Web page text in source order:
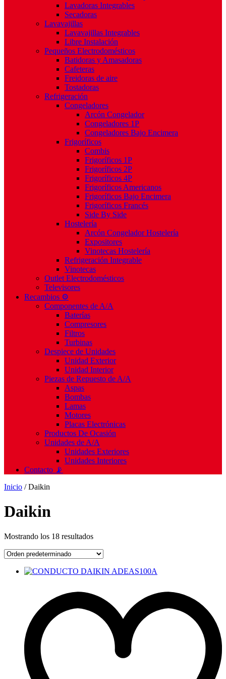
Lavadoras Integrables
Secadoras
Lavavajillas
Lavavajillas Integrables
Libre Instalación
Pequeños Electrodomésticos
Batidoras y Amasadoras
Cafeteras
Freidoras de aire
Tostadoras
Refrigeración
Congeladores
Arcón Congelador
Congeladores 1P
Congeladores Bajo Encimera
Frigoríficos
Combis
Frigoríficos 1P
Frigoríficos 2P
Frigoríficos 4P
Frigoríficos Americanos
Frigoríficos Bajo Encimera
Frigoríficos Francés
Side By Side
Hostelería
Arcón Congelador Hostelería
Expositores
Vinotecas Hostelería
Refrigeración Integrable
Vinotecas
Outlet Electrodomésticos
Televisores
Recambios ⚙️
Componentes de A/A
Baterías
Compresores
Filtros
Turbinas
Despiece de Unidades
Unidad Exterior
Unidad Interior
Piezas de Repuesto de A/A
Aspas
Bombas
Lamas
Motores
Placas Electrónicas
Productos De Ocasión
Unidades de A/A
Unidades Exteriores
Unidades Interiores
Contacto 📡
Inicio / Daikin
Daikin
Mostrando los 18 resultados